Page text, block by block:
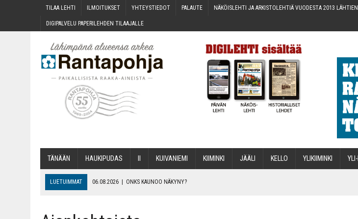
TILAA LEH­TI ILMOI­TUK­SET YHTEYS­TIE­DOT PALAU­TE NÄKÖIS­LEH­TI JA ARKIS­TO­LEH­TIÄ VUO­DES­TA 2013 LÄHTIEN
DIGI­PAL­VE­LU PAPE­RI­LEH­DEN TILAAJALLE
TÄNÄÄN HAU­KI­PU­DAS KUI­VA­NIE­MI KII­MIN­KI JÄÄ­LI KEL­LO YLI­KII­MIN­KI YLI-II
LUETUIMMAT 06.08.2026 | ONKS KAU­NOO NÄKYNY?
06.08.2026 OPIN­TOI­HIN KAN­SA­LAIS­OPIS­TOS­SA VOI SAA­DA AVUSTUSTA